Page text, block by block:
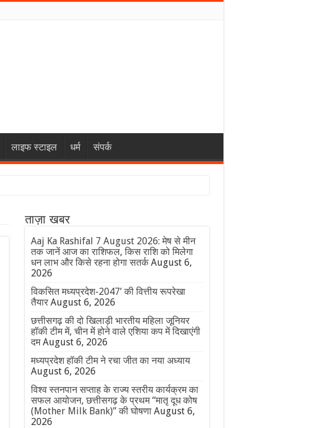
लाइफ स्टाइल धर्म संपर्क
ताज़ा खबर
Aaj Ka Rashifal 7 August 2026: मेष से मीन
तक जानें आज का राशिफल, किस राशि को मिलेगा
धन लाभ और किसे रहना होगा सतर्क August 6,
2026
विकसित मध्यप्रदेश-2047’ की वित्तीय रूपरेखा
तैयार August 6, 2026
छत्तीसगढ़ की दो खिलाड़ी भारतीय महिला जूनियर
हॉकी टीम में, चीन में होने वाले एशिया कप में दिखाएंगी
दम August 6, 2026
मध्यप्रदेश हॉकी टीम ने रचा जीत का नया अध्याय
August 6, 2026
विश्व स्तनपान सप्ताह के राज्य स्तरीय कार्यक्रम का
सफल आयोजन, छत्तीसगढ़ के प्रथम “मातृ दूध कोष
(Mother Milk Bank)” की घोषणा August 6,
2026